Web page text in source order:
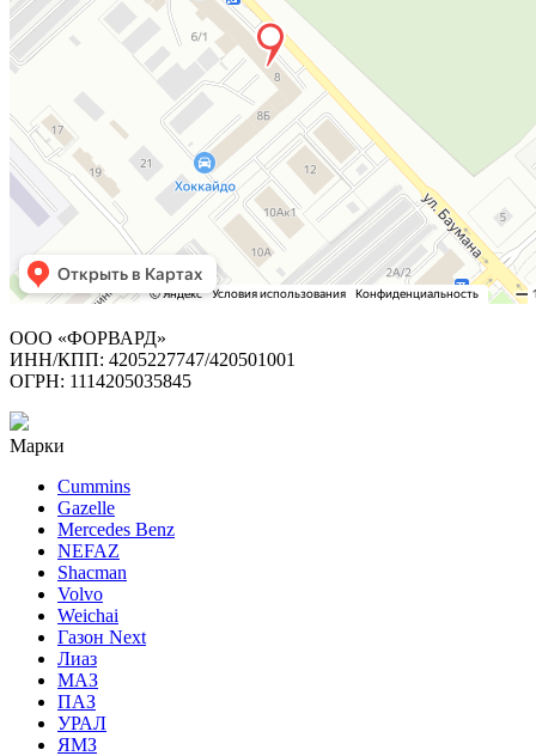
ООО «ФОРВАРД»
ИНН/КПП: 4205227747/420501001
ОГРН: 1114205035845
Марки
Cummins
Gazelle
Mercedes Benz
NEFAZ
Shacman
Volvo
Weichai
Газон Next
Лиаз
МАЗ
ПАЗ
УРАЛ
ЯМЗ